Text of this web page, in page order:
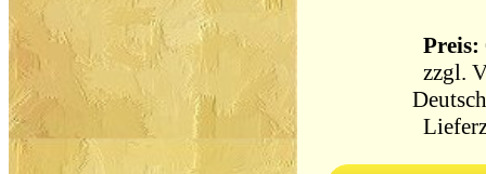
Preis:
zzgl.